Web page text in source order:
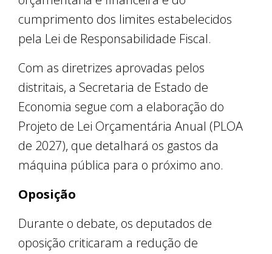
cumprimento dos limites estabelecidos
pela Lei de Responsabilidade Fiscal.
Com as diretrizes aprovadas pelos
distritais, a Secretaria de Estado de
Economia segue com a elaboração do
Projeto de Lei Orçamentária Anual (PLOA
de 2027), que detalhará os gastos da
máquina pública para o próximo ano.
Oposição
Durante o debate, os deputados de
oposição criticaram a redução de